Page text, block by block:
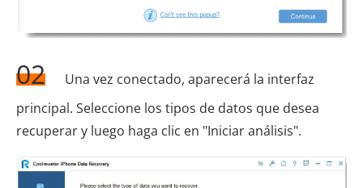
02
Una vez conectado, aparecerá la interfaz
principal. Seleccione los tipos de datos que desea
recuperar y luego haga clic en "Iniciar análisis".